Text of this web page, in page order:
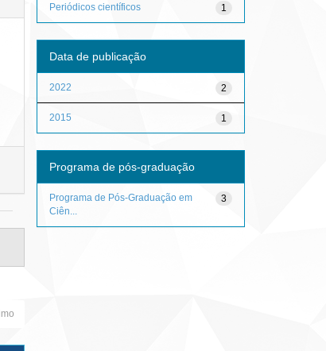
1
Periódicos científicos
Data de publicação
2
2022
1
2015
Programa de pós-graduação
3
Programa de Pós-Graduação em
Ciên...